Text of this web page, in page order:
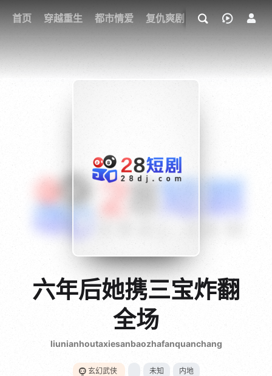
首页 穿越重生 都市情爱 复仇爽剧 玄幻武侠 奇幻
我的观影记录
{if condition="$obj.vod_points
28短剧
六年后她携三宝炸翻
全场
liunianhoutaxiesanbaozhafanquanchang
玄幻武侠 未知 内地